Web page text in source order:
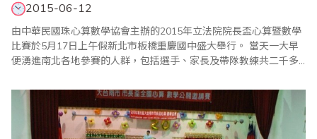
2015-06-12
由中華民國珠心算數學協會主辦的2015年立法院院長盃心算暨數學
比賽於5月17日上午假新北市板橋重慶國中盛大舉行。 當天一大早
便湧進南北各地參賽的人群，包括選手、家長及帶隊教練共二千多
考老師協助賽務工作，使比賽更添光彩，由於參賽單位也派出眾多
老師幫忙，使各項比賽均能非常順利的完成。 這次參加比賽者包括
幼稚園到國小六年級的學生，因為..